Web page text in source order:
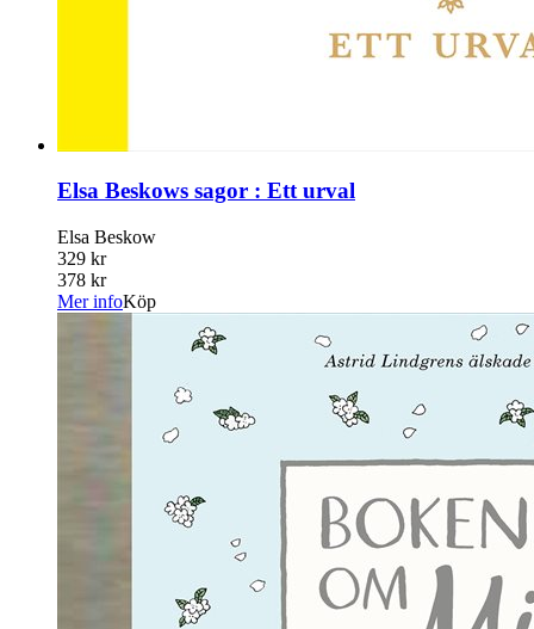
Elsa Beskows sagor : Ett urval
Elsa Beskow
329 kr
378 kr
Mer infoKöp